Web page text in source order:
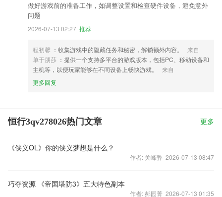
做好游戏前的准备工作，如调整设置和检查硬件设备，避免意外
问题
2026-07-13 02:27 推荐
程初馨 ：收集游戏中的隐藏任务和秘密，解锁额外内容。
来自
单于朋莎 ：提供一个支持多平台的游戏版本，包括PC、移动设备和
主机等，以便玩家能够在不同设备上畅快游戏。
来自
更多回复
恒行3qv278026热门文章 更多
《侠义OL》你的侠义梦想是什么？
作者: 关峰骅 2026-07-13 08:47
巧夺资源 《帝国塔防3》五大特色副本
作者: 郝园菁 2026-07-13 01:35